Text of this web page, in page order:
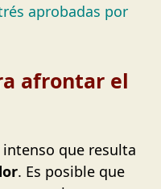
aprobadas por
afrontar el
que resulta
. Es posible que